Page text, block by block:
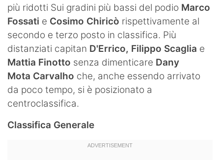
Altre
News
Turismo
Eventi
più ridotti Sui gradini più bassi del podio Marco
Fossati e Cosimo Chiricò rispettivamente al
secondo e terzo posto in classifica. Più
distanziati capitan D'Errico, Filippo Scaglia e
Mattia Finotto senza dimenticare Dany
Mota Carvalho che, anche essendo arrivato
da poco tempo, si è posizionato a
centroclassifica.
Classifica Generale